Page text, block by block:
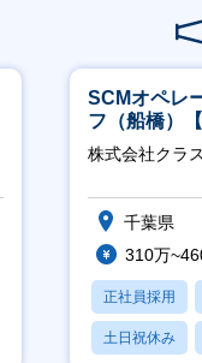
SCMオペレ
フ（船橋）
迎】
株式会社クラ
千葉県
310万
正社員採用
土日祝休み